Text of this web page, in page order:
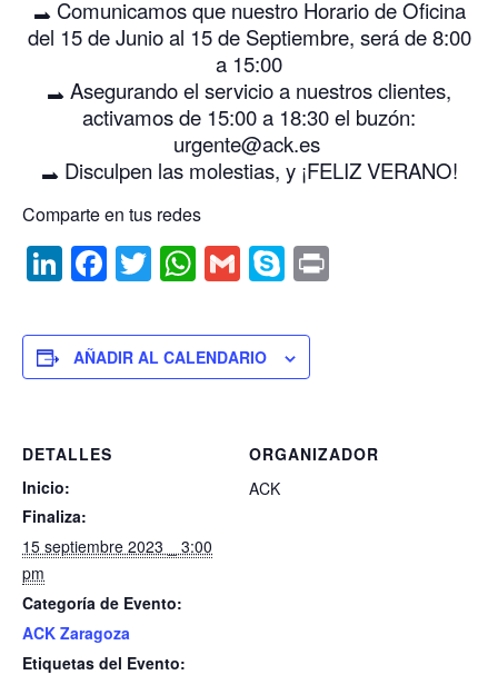
k
dI
n
c
b
o
o
k
ittat
A
p
p
ai
l
y
e
nt
Comunicamos que nuestro Horario de Oficina
del 15 de Junio al 15 de Septiembre, será de 8:00
a 15:00
Asegurando el servicio a nuestros clientes,
activamos de 15:00 a 18:30 el buzón:
urgente@ack.es
Disculpen las molestias, y ¡FELIZ VERANO!
Comparte en tus redes
Li
n
k
e
n
F
a
c
e
o
o
T
w
itt
er
W
h
at
s
G
m
ai
l
S
k
y
p
AÑADIR AL CALENDARIO
DETALLES
Inicio:
Finaliza:
15 septiembre 2023 _ 3:00
pm
Categoría de Evento:
ACK Zaragoza
Etiquetas del Evento:
ORGANIZADOR
ACK